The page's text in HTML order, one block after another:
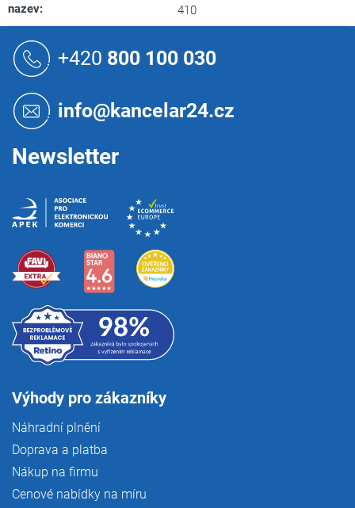
nazev: 410
+420 800 100 030
info@kancelar24.cz
Newsletter
Výhody pro zákazníky
Náhradní plnění
Doprava a platba
Nákup na firmu
Cenové nabídky na míru